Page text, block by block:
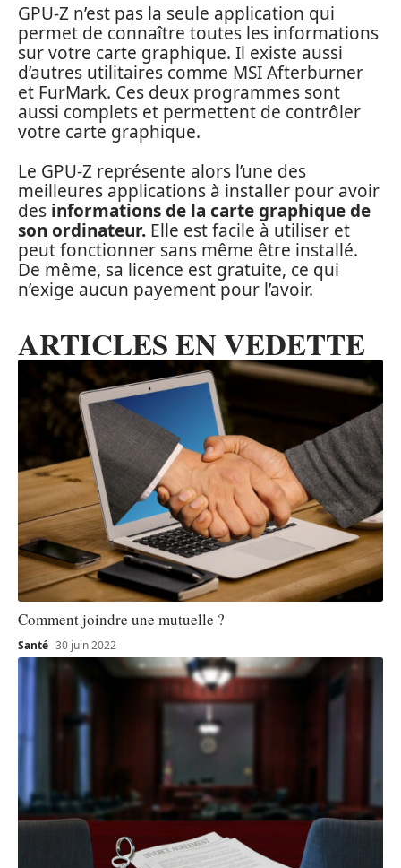
GPU-Z n’est pas la seule application qui
permet de connaître toutes les informations
sur votre carte graphique. Il existe aussi
d’autres utilitaires comme MSI Afterburner
et FurMark. Ces deux programmes sont
aussi complets et permettent de contrôler
votre carte graphique.
Le GPU-Z représente alors l’une des
meilleures applications à installer pour avoir
des informations de la carte graphique de
son ordinateur. Elle est facile à utiliser et
peut fonctionner sans même être installé.
De même, sa licence est gratuite, ce qui
n’exige aucun payement pour l’avoir.
ARTICLES EN VEDETTE
Comment joindre une mutuelle ?
Santé 30 juin 2022